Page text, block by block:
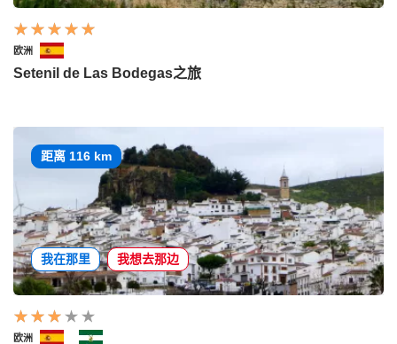
欧洲
Setenil de Las Bodegas之旅
距离 116 km
我在那里 我想去那边
欧洲